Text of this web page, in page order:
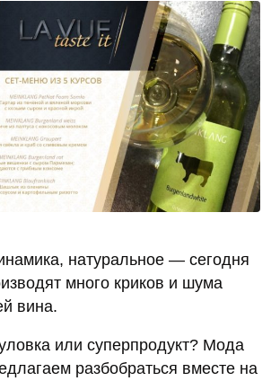
натуральное — сегодня
много криков и шума
вина.
или суперпродукт? Мода
разбобраться вместе на